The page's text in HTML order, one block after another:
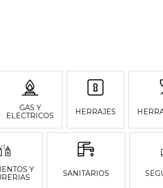
GAS Y
ELECTRICOS
HERRAJES
Y
SANITARIOS